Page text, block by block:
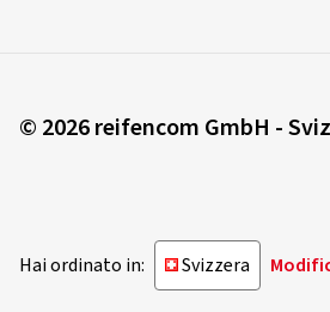
© 2026 reifencom GmbH -
Hai ordinato in: Svizzera